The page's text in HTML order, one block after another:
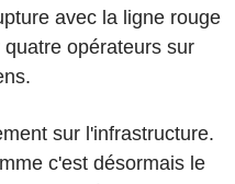
avec la ligne rouge
opérateurs sur
sur l'infrastructure.
c'est désormais le